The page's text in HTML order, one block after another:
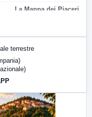
La Mappa dei Piaceri
LabNews (replica)
terrestre